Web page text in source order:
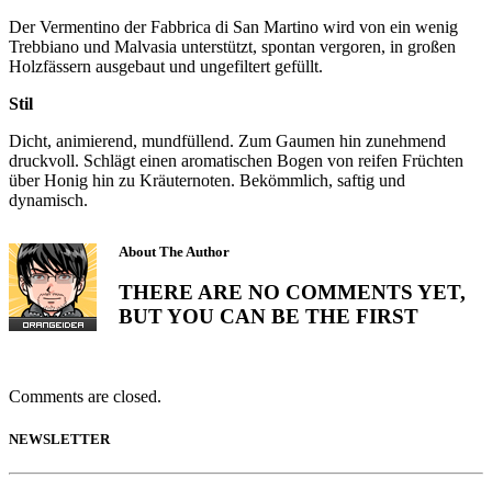
Der Vermentino der Fabbrica di San Martino wird von ein wenig
Trebbiano und Malvasia unterstützt, spontan vergoren, in großen
Holzfässern ausgebaut und ungefiltert gefüllt.
Stil
Dicht, animierend, mundfüllend. Zum Gaumen hin zunehmend
druckvoll. Schlägt einen aromatischen Bogen von reifen Früchten
über Honig hin zu Kräuternoten. Bekömmlich, saftig und
dynamisch.
About The Author
THERE ARE NO COMMENTS YET,
BUT YOU CAN BE THE FIRST
Comments are closed.
NEWSLETTER